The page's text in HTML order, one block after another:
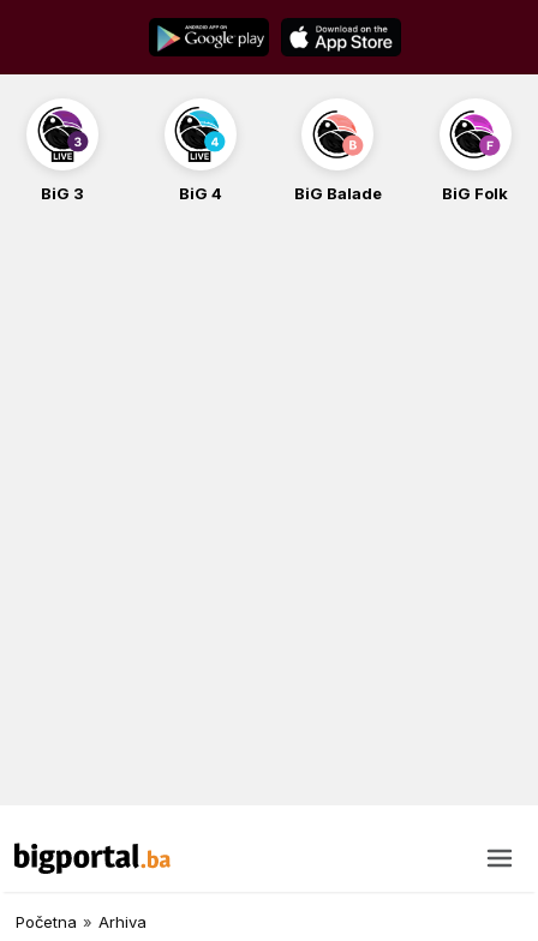
content
BiG 3 BiG 4 BiG Balade BiG Folk
Početna » Arhiva